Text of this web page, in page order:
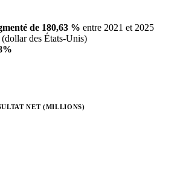
de 180,63 % entre 2021 et 2025
des États-Unis)
NET (MILLIONS)